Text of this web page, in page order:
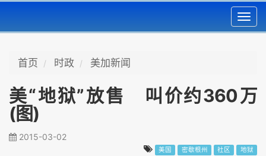
首页 时政 美加新闻
美“地狱”放售 叫价约360万
(图)
2015-03-02
美国 密歇根州 社区 地狱